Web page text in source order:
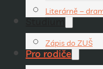
Literárně –
Studium
Zápis do ZUŠ
Pro rodiče